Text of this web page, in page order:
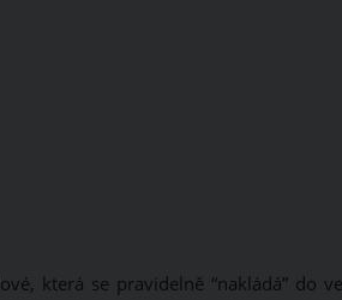
která se pravidelně “nakládá” do